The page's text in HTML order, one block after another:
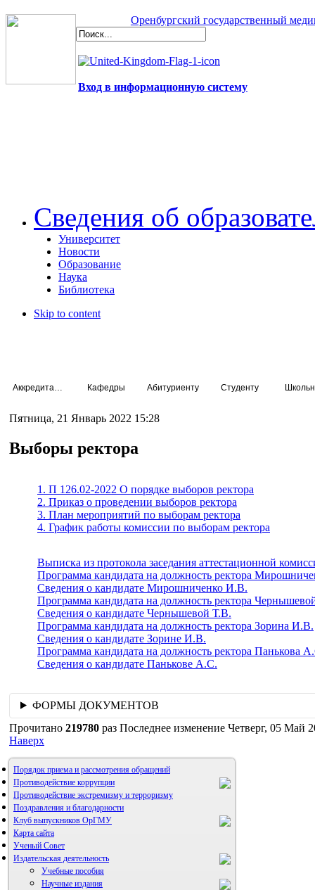
Оренбургский государственный
Вход в информационную систему
Сведения об
Университет
Новости
Образование
Наука
Библиотека
Skip to content
Кафедры Абитуриенту Студенту
Пятница, 21 Январь 2022 15:28
Выборы ректора
1. П 126.02-2022 О порядке выборов ректора
2. Приказ о проведении выборов ректора
3. План мероприятий по выборам ректора
4. График работы комиссии по выборам ректора
Выписка из протокола заседания аттестационной
Программа кандидата на должность ректора
Сведения о кандидате Мирошниченко И.В.
Программа кандидата на должность ректора
Сведения о кандидате Чернышевой Т.В.
Программа кандидата на должность ректора Зорина И.В.
Сведения о кандидате Зорине И.В.
Программа кандидата на должность ректора Панькова
Сведения о кандидате Панькове А.С.
ФОРМЫ ДОКУМЕНТОВ
Прочитано 219780 раз Последнее изменение Четверг, 05 Май
Наверх
Порядок приема и рассмотрения обращений
Противодействие коррупции
Противодействие экстремизму и терроризму
Поздравления и благодарности
Клуб выпускников ОрГМУ
Карта сайта
Ученый Совет
Издательская деятельность
Учебные пособия
Научные издания